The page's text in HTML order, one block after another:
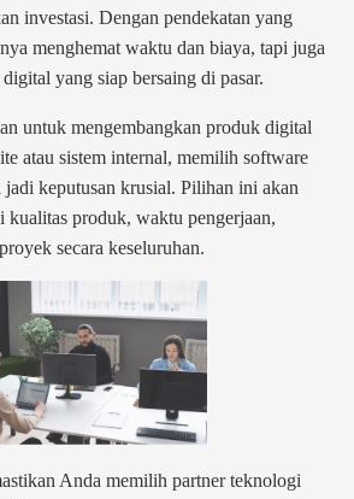
investasi. Dengan pendekatan yang
menghemat waktu dan biaya, tapi juga
yang siap bersaing di pasar.
untuk mengembangkan produk digital
atau sistem internal, memilih software
jadi keputusan krusial. Pilihan ini akan
kualitas produk, waktu pengerjaan,
secara keseluruhan.
Anda memilih partner teknologi